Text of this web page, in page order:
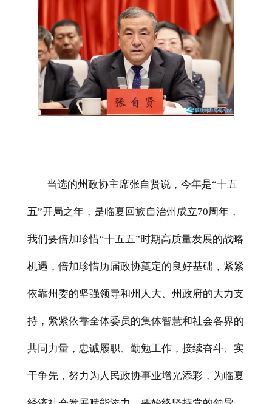
当选的州政协主席张自贤说，今年是“十五
五”开局之年，是临夏回族自治州成立70周年，
我们要倍加珍惜“十五五”时期高质量发展的战略
机遇，倍加珍惜历届政协奠定的良好基础，紧紧
依靠州委的坚强领导和州人大、州政府的大力支
持，紧紧依靠全体委员的集体智慧和社会各界的
共同力量，忠诚履职、勤勉工作，接续奋斗、实
干争先，努力为人民政协事业增光添彩，为临夏